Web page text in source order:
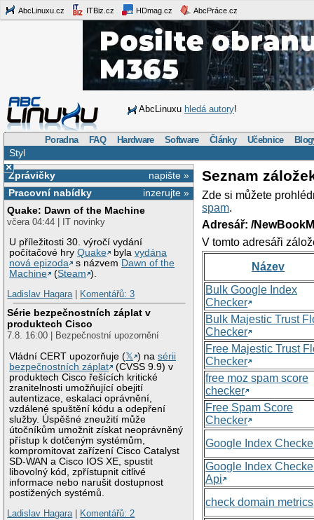
AbcLinuxu.cz ITBiz.cz HDmag.cz AbcPráce.cz
AbcLinuxu hledá autory!
Poradna FAQ Hardware Software Články Učebnice
Styl
×
napište »
Zprávičky
inzerujte »
Pracovní nabídky
Quake: Dawn of the Machine
včera 04:44 | IT novinky
U příležitosti 30. výročí vydání
počítačové hryQuake bylavydána
nová epizoda
s názvem Dawn of the
Machine
(Steam ).
Ladislav Hagara| Komentářů: 3
Série bezpečnostních záplat v
produktech Cisco
7.8. 16:00 | Bezpečnostní upozornění
Vládní CERT upozorňuje (𝕏 ) nasérii
bezpečnostních záplat
(CVSS 9.9) v
produktech Cisco řešících kritické
zranitelnosti umožňující obejití
autentizace, eskalaci oprávnění,
vzdálené spuštění kódu a odepření
služby. Úspěšné zneužití může
útočníkům umožnit získat neoprávněný
přístup k dotčeným systémům,
kompromitovat zařízení Cisco Catalyst
SD-WAN a Cisco IOS XE, spustit
libovolný kód, zpřístupnit citlivé
informace nebo narušit dostupnost
postižených systémů.
Ladislav Hagara| Komentářů: 2
Seznam
Zde si můžete
spam.
Adresář: /
V tomto adresáři
Název
Bulk Google Index
Checker
Bulk Majestic Trust
Checker
Free Majestic Trust
Checker
free moz spam score
checker
Free Spam Score
Checker
Google Index
Google Index
Api
check domain metrics